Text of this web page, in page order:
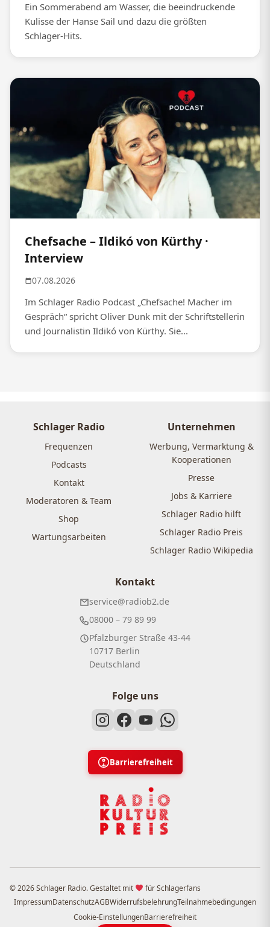
Ein Sommerabend am Wasser, die beeindruckende
Kulisse der Hanse Sail und dazu die größten
Schlager-Hits.
Chefsache – Ildikó von Kürthy ·
Interview
07.08.2026
Im Schlager Radio Podcast „Chefsache! Macher im
Gespräch“ spricht Oliver Dunk mit der Schriftstellerin
und Journalistin Ildikó von Kürthy. Sie...
Schlager Radio
Frequenzen
Podcasts
Kontakt
Moderatoren & Team
Shop
Wartungsarbeiten
Unternehmen
Werbung, Vermarktung &
Kooperationen
Presse
Jobs & Karriere
Schlager Radio hilft
Schlager Radio Preis
Schlager Radio Wikipedia
Kontakt
service@radiob2.de
08000 – 79 89 99
Pfalzburger Straße 43-44
10717 Berlin
Deutschland
Folge uns
Barrierefreiheit
© 2026 Schlager Radio. Gestaltet mit
für Schlagerfans
ImpressumDatenschutzAGBWiderrufsbelehrungTeilnahmebedingungen
Cookie-EinstellungenBarrierefreiheit